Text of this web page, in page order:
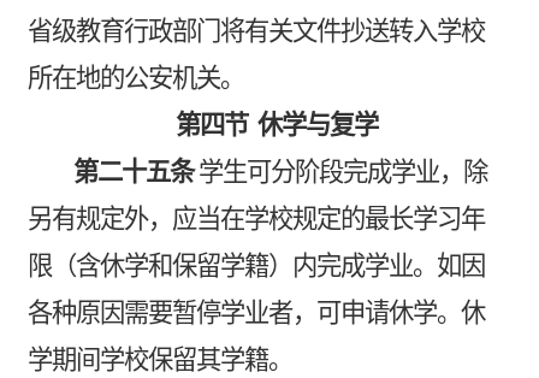
省级教育行政部门将有关文件抄送转入学校
所在地的公安机关。
第四节 休学与复学
第二十五条 学生可分阶段完成学业，除
另有规定外，应当在学校规定的最长学习年
限（含休学和保留学籍）内完成学业。如因
各种原因需要暂停学业者，可申请休学。休
学期间学校保留其学籍。